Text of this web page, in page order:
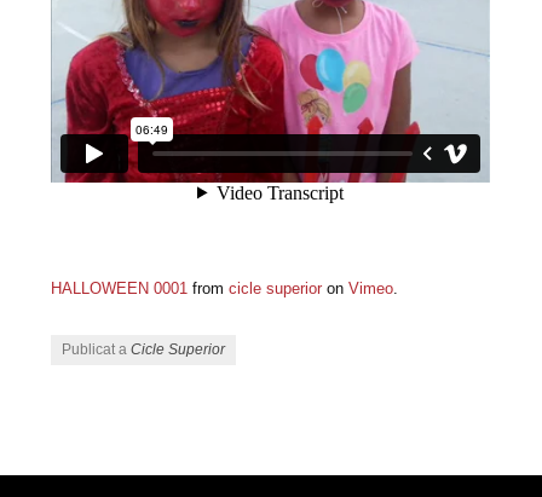
HALLOWEEN 0001 fromcicle superior onVimeo
Publicat aCicle Superior